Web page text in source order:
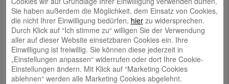
Deine E-Mail-Adresse wird nicht veröffentlicht. Erforderliche Felder
sind mit*markiert
Sie haben außerdem die Möglichkeit, dem Einsatz von Cookies,
die nicht Ihrer Einwilligung bedürfen, hierzu widersprechen.
Durch Klick auf “Ich stimme zu“ willigen Sie der Verwendung
aller auf dieser Website einsetzbaren Cookies ein. Ihre
Einwilligung ist freiwillig. Sie können diese jederzeit in
„Einstellungen anpassen“ widerrufen oder dort Ihre Cookie-
Einstellungen ändern. Mit Klick auf “Marketing Cookies
ablehnen“ werden alle Marketing Cookies abgelehnt.